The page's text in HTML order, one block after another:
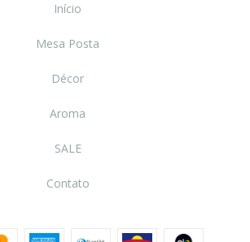
Início
Mesa Posta
Décor
Aroma
SALE
Contato